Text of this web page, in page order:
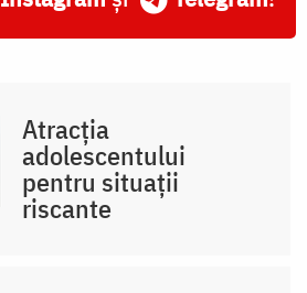
Atracția
adolescentului
pentru situații
riscante